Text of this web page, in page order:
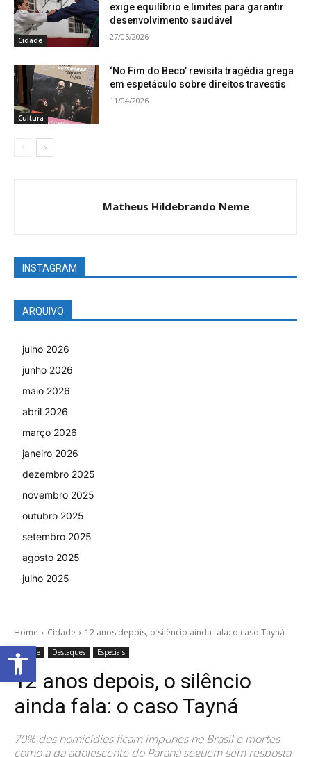
Cidade
exige equilíbrio e limites para garantir
desenvolvimento saudável
27/05/2026
Cultura
‘No Fim do Beco’ revisita tragédia grega
em espetáculo sobre direitos travestis
11/04/2026
Matheus Hildebrando Neme
INSTAGRAM
ARQUIVO
julho 2026
junho 2026
maio 2026
abril 2026
março 2026
janeiro 2026
dezembro 2025
novembro 2025
outubro 2025
setembro 2025
agosto 2025
julho 2025